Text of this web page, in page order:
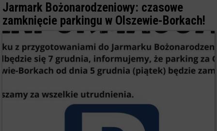
Jarmark Bożonarodzeniowy: czasowe
zamknięcie parkingu w Olszewie-Borkach!